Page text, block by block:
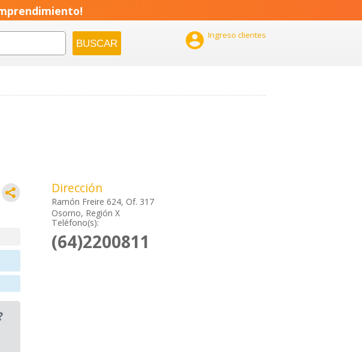
 Ingreso clientes
Dirección
Ramón Freire 624, Of. 317
Osorno, Región X
Teléfono(s):
(64)2200811